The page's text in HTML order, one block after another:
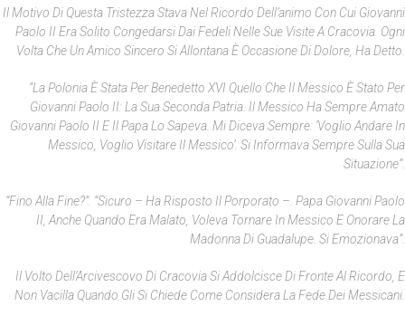
Il Motivo Di Questa Tristezza Stava Nel Ricordo Dell’animo Con Cui Giovanni
Paolo II Era Solito Congedarsi Dai Fedeli Nelle Sue Visite A Cracovia. Ogni
Volta Che Un Amico Sincero Si Allontana È Occasione Di Dolore, Ha Detto.
“La Polonia È Stata Per Benedetto XVI Quello Che Il Messico È Stato Per
Giovanni Paolo II: La Sua Seconda Patria. Il Messico Ha Sempre Amato
Giovanni Paolo II E Il Papa Lo Sapeva. Mi Diceva Sempre: ‘Voglio Andare In
Messico, Voglio Visitare Il Messico’. Si Informava Sempre Sulla Sua
Situazione”.
“Fino Alla Fine?”. “Sicuro – Ha Risposto Il Porporato –. Papa Giovanni Paolo
II, Anche Quando Era Malato, Voleva Tornare In Messico E Onorare La
Madonna Di Guadalupe. Si Emozionava”.
Il Volto Dell’Arcivescovo Di Cracovia Si Addolcisce Di Fronte Al Ricordo, E
Non Vacilla Quando Gli Si Chiede Come Considera La Fede Dei Messicani.